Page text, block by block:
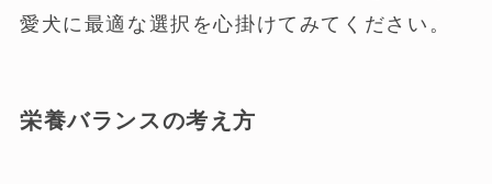
愛犬に最適な選択を心掛けてみてください。
栄養バランスの考え方